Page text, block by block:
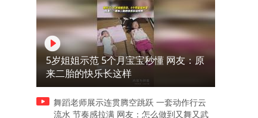
5岁姐姐示范 5个月宝宝秒懂 网友：原
来二胎的快乐长这样
舞蹈老师展示连贯腾空跳跃 一套动作行云
流水 节奏感拉满 网友：怎么做到又舞又武